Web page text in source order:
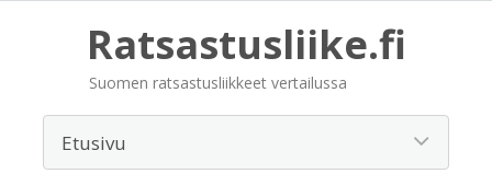
Ratsastusliike.fi
Suomen ratsastusliikkeet vertailussa